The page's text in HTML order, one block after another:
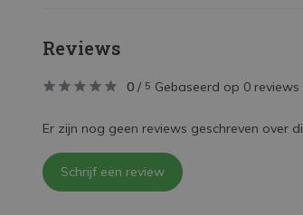
Reviews
0 / 5 Gebaseerd op 0 reviews
Er zijn nog geen reviews geschreven over
Schrijf een review